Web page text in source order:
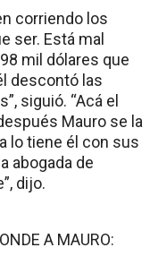
corriendo los
ser. Está mal
mil dólares que
descontó las
siguió. “Acá el
Mauro se la
lo tiene él con sus
abogada de
dijo.
A MAURO: